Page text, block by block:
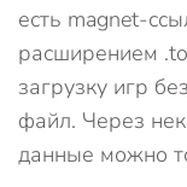
есть magnet-
расширением
загрузку игр
файл. Через
данные можно